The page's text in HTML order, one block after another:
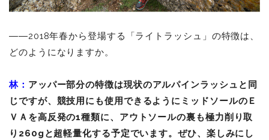
――2018年春から登場する「ライトラッシュ」の特徴は、
どのようになりますか。
林： アッパー部分の特徴は現状のアルパインラッシュと同
じですが、競技用にも使用できるようにミッドソールのＥ
ＶＡを高反発の1種類に、アウトソールの裏も極力削り取
り260gと超軽量化する予定でいます。ぜひ、楽しみにし